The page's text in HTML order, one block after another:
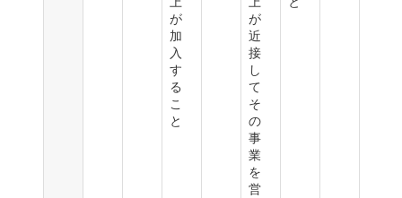
が
加
入
す
る
こ
と
が
近
接
し
て
そ
の
事
業
を
営